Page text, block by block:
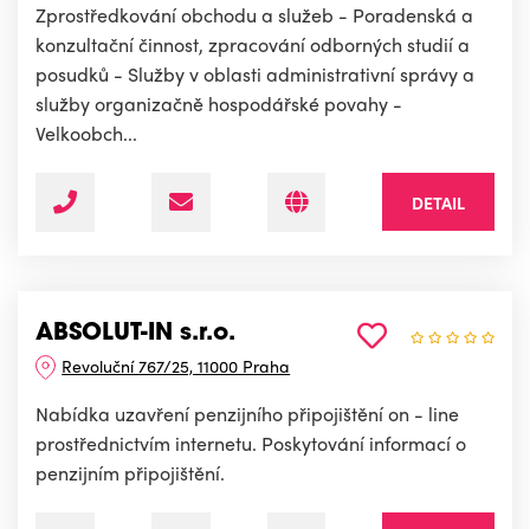
Zprostředkování obchodu a služeb - Poradenská a
konzultační činnost, zpracování odborných studií a
posudků - Služby v oblasti administrativní správy a
služby organizačně hospodářské povahy -
Velkoobch...
DETAIL
ABSOLUT-IN s.r.o.
Revoluční 767/25, 11000 Praha
Nabídka uzavření penzijního připojištění on - line
prostřednictvím internetu. Poskytování informací o
penzijním připojištění.